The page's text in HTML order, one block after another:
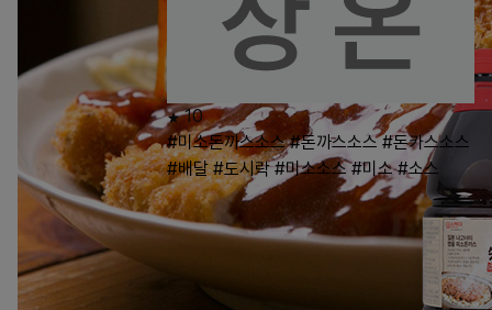
10
#미소돈까스소스 #돈까스소스 #돈카스소스
#배달 #도시락 #미소소스 #미소 #소스